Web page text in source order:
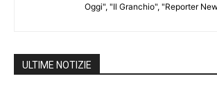
Oggi", "Il Granchio", "Reporter
ULTIME NOTIZIE